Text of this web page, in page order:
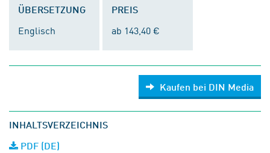
ÜBERSETZUNG
Englisch
PREIS
ab 143,40 €
Kaufen bei DIN Media
INHALTSVERZEICHNIS
PDF (DE)